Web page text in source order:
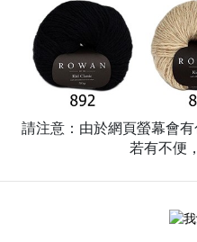
請注意：由於網頁螢幕會
若有不便